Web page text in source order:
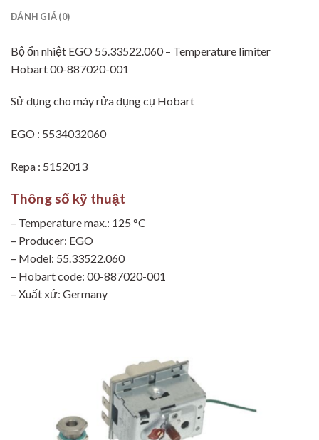
ĐÁNH GIÁ (0)
Bộ ổn nhiệt EGO 55.33522.060 – Temperature limiter
Hobart 00-887020-001
Sử dụng cho máy rửa dụng cụ Hobart
EGO : 5534032060
Repa : 5152013
Thông số kỹ thuật
– Temperature max.: 125 °C
– Producer: EGO
– Model: 55.33522.060
– Hobart code: 00-887020-001
– Xuất xứ: Germany